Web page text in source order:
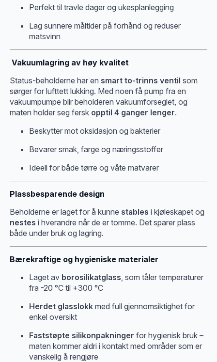
Perfekt til travle dager og ukesplanlegging
Lag sunnere måltider på forhånd og reduser
matsvinn
️ Vakuumlagring av høy kvalitet
Status-beholderne har en smart to-trinns ventil som
sørger for lufttett lukking. Med noen få pump fra en
vakuumpumpe blir beholderen vakuumforseglet, og
maten holder seg fersk opptil 4 ganger lenger.
Beskytter mot oksidasjon og bakterier
Bevarer smak, farge og næringsstoffer
Ideell for både tørre og våte matvarer
Plassbesparende design
Beholderne er laget for å kunne stables i kjøleskapet og
nestes i hverandre når de er tomme. Det sparer plass
både under bruk og lagring.
Bærekraftige og hygieniske materialer
Laget av borosilikatglass , som tåler temperaturer
fra -20 °C til +300 °C
Herdet glasslokk med full gjennomsiktighet for
enkel oversikt
Faststøpte silikonpakninger for hygienisk bruk –
maten kommer aldri i kontakt med områder som er
vanskelig å rengjøre